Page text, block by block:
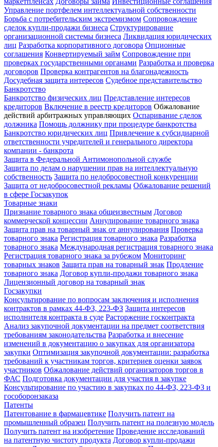
Управление портфелем интеллектуальной собственности
Борьба с потребительским экстремизмом Сопровождение
сделок купли-продажи бизнеса Структурирование
организационной системы бизнеса Ликвидация юридических
лиц Разработка корпоративного договора Опционные
соглашения Конвертируемый займ Сопровождение при
проверках государственными органами Разработка и проверка
договоров Проверка контрагентов на благонадежность
Досудебная защита интересов Судебное представительство
Банкротство
Банкротство физических лиц Представление интересов
кредиторов Включение в реестр кредиторов Обжалование
действий арбитражных управляющих Оспаривание сделок
должника Помощь должнику при процедуре банкротства
Банкротство юридических лиц Привлечение к субсидиарной
ответственности учредителей и генерального директора
компании - банкрота
Защита в Федеральной Антимонопольной службе
Защита по делам о нарушении прав на интеллектуальную
собственность Защита по недобросовестной конкуренции
Защита от недобросовестной рекламы Обжалование решений
в сфере Госзакупок
Товарные знаки
Признание товарного знака общеизвестным Договор
коммерческой концессии Аннулирование товарного знака
Защита прав на товарный знак от аннулирования Проверка
товарного знака Регистрация товарного знака Разработка
товарного знака Международная регистрация товарного знака
Регистрация товарного знака за рубежом Мониторинг
товарных знаков Защита прав на товарный знак Продление
товарного знака Договор купли-продажи товарного знака
Лицензионный договор на товарный знак
Госзакупки
Консультирование по вопросам заключения и исполнения
контрактов в рамках 44-ФЗ, 223-ФЗ Защита интересов
исполнителя контракта в суде Расторжение госконтракта
Анализ закупочной документации на предмет соответствия
требованиям законодательства Разработка и внесение
изменений в документацию о закупках для организатора
закупки Оптимизация закупочной документации: разработка
требований к участникам торгов, критериев оценки заявок
участников Обжалование действий организаторов торгов в
ФАС Подготовка документации для участия в закупке
Консультирование по участию в закупках по 44-ФЗ, 223-ФЗ и
гособоронзаказа
Патенты
Патентование в фармацевтике Получить патент на
промышленный образец Получить патент на полезную модель
Получить патент на изобретение Проведение исследований
на патентную чистоту продукта Договор купли-продажи